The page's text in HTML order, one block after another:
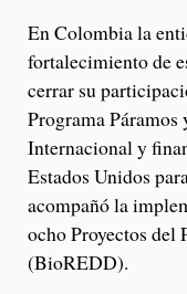
En Colombia la
fortalecimiento de
cerrar su
Programa
Internacional y
Estados Unidos
acompañó la
ocho Proyectos
(BioREDD).